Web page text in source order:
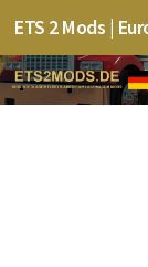
ETS 2 Mods |